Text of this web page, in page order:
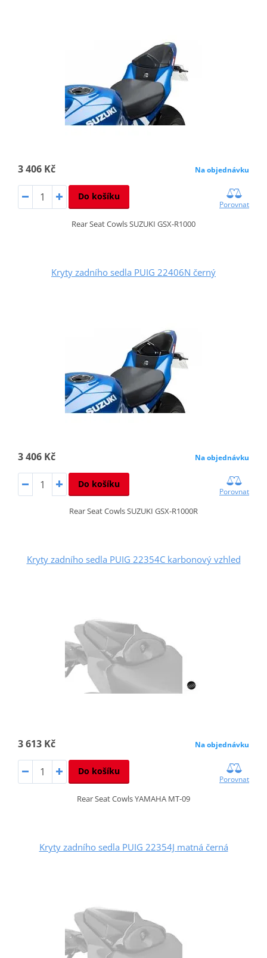
3 406 Kč Na objednávku
Do košíku
Porovnat
Rear Seat Cowls SUZUKI GSX-R1000
Kryty zadního sedla PUIG 22406N černý
3 406 Kč Na objednávku
Do košíku
Porovnat
Rear Seat Cowls SUZUKI GSX-R1000R
Kryty zadního sedla PUIG 22354C karbonový vzhled
3 613 Kč Na objednávku
Do košíku
Porovnat
Rear Seat Cowls YAMAHA MT-09
Kryty zadního sedla PUIG 22354J matná černá